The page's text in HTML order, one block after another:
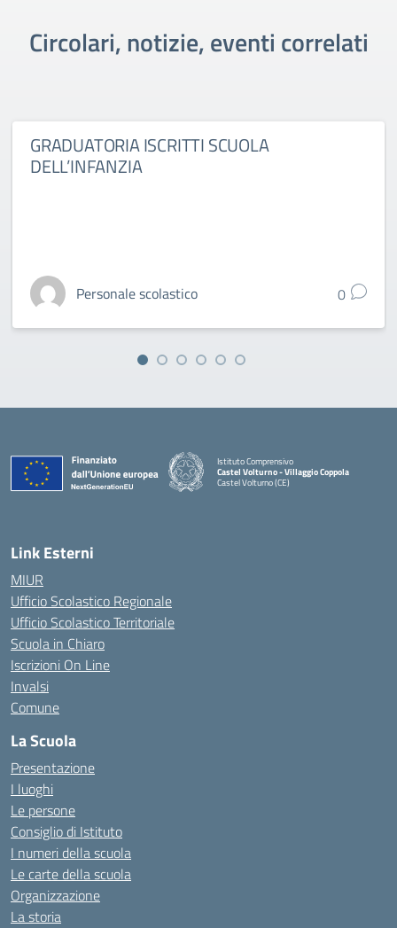
Circolari, notizie, eventi correlati
GRADUATORIA ISCRITTI SCUOLA
DELL’INFANZIA
Personale scolastico 0
Istituto Comprensivo
Castel Volturno - Villaggio Coppola
Castel Volturno (CE)
Link Esterni
MIUR
Ufficio Scolastico Regionale
Ufficio Scolastico Territoriale
Scuola in Chiaro
Iscrizioni On Line
Invalsi
Comune
La Scuola
Presentazione
I luoghi
Le persone
Consiglio di Istituto
I numeri della scuola
Le carte della scuola
Organizzazione
La storia